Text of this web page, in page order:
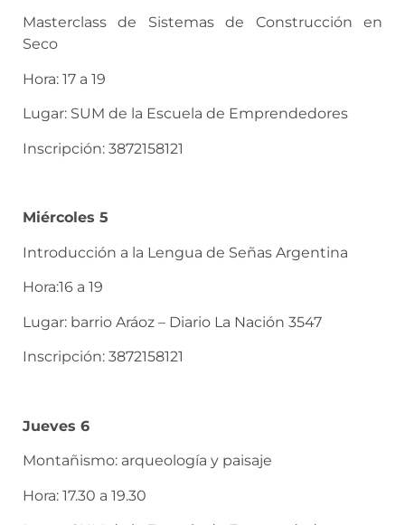
Masterclass de Sistemas de Construcción en
Seco
Hora: 17 a 19
Lugar: SUM de la Escuela de Emprendedores
Inscripción: 3872158121
Miércoles 5
Introducción a la Lengua de Señas Argentina
Hora:16 a 19
Lugar: barrio Aráoz – Diario La Nación 3547
Inscripción: 3872158121
Jueves 6
Montañismo: arqueología y paisaje
Hora: 17.30 a 19.30